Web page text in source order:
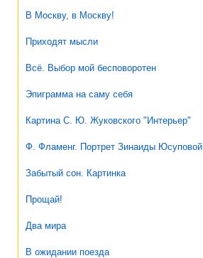
В Москву, в Москву!
Приходят мысли
Всё. Выбор мой бесповоротен
Эпиграмма на саму себя
Картина С. Ю. Жуковского "Интерьер"
Ф. Фламенг. Портрет Зинаиды Юсуповой
Забытый сон. Картинка
Прощай!
Два мира
В ожидании поезда